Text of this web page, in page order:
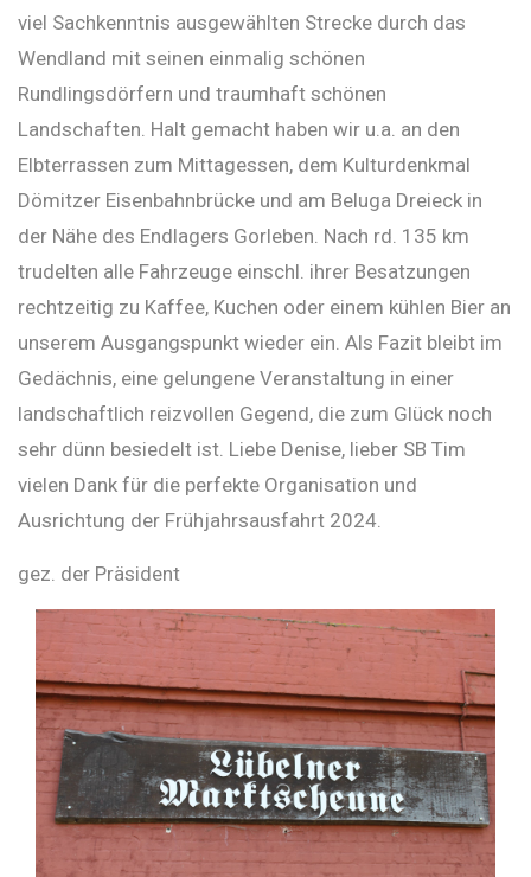
viel Sachkenntnis ausgewählten Strecke durch das
Wendland mit seinen einmalig schönen
Rundlingsdörfern und traumhaft schönen
Landschaften. Halt gemacht haben wir u.a. an den
Elbterrassen zum Mittagessen, dem Kulturdenkmal
Dömitzer Eisenbahnbrücke und am Beluga Dreieck in
der Nähe des Endlagers Gorleben. Nach rd. 135 km
trudelten alle Fahrzeuge einschl. ihrer Besatzungen
rechtzeitig zu Kaffee, Kuchen oder einem kühlen Bier an
unserem Ausgangspunkt wieder ein. Als Fazit bleibt im
Gedächnis, eine gelungene Veranstaltung in einer
landschaftlich reizvollen Gegend, die zum Glück noch
sehr dünn besiedelt ist. Liebe Denise, lieber SB Tim
vielen Dank für die perfekte Organisation und
Ausrichtung der Frühjahrsausfahrt 2024.
gez. der Präsident